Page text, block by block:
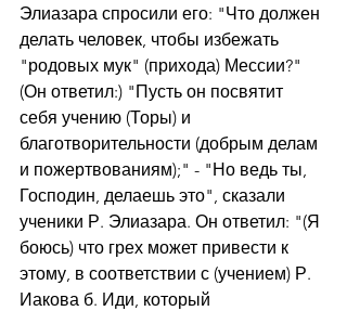
Элиазара спросили его: "Что должен
делать человек, чтобы избежать
"родовых мук" (прихода) Мессии?"
(Он ответил:) "Пусть он посвятит
себя учению (Торы) и
благотворительности (добрым делам
и пожертвованиям);" - "Но ведь ты,
Господин, делаешь это", сказали
ученики Р. Элиазара. Он ответил: "(Я
боюсь) что грех может привести к
этому, в соответствии с (учением) Р.
Иакова б. Иди, который